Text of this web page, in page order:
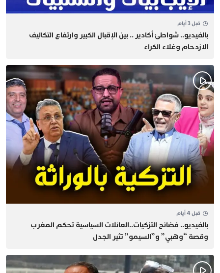
قبل 3 أيام
بالفيديو.. شواطئ أكادير .. بين الإقبال الكبير وارتفاع التكاليف
الازدحام وغلاء الكراء
قبل 4 أيام
بالفيديو.. فضائح التزكيات..العائلات السياسية تحكم المغرب
وقصة “وهبي” و”السيمو” تثير الجدل